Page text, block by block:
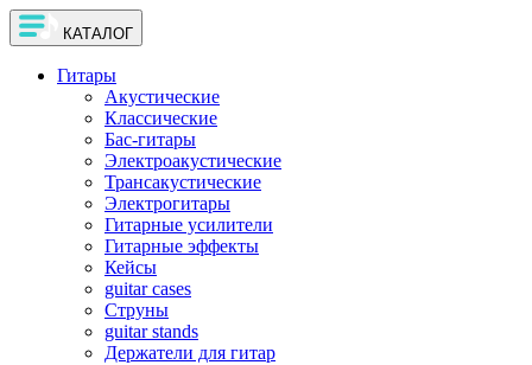
КАТАЛОГ
Гитары
Акустические
Классические
Бас-гитары
Электроакустические
Трансакустические
Электрогитары
Гитарные усилители
Гитарные эффекты
Кейсы
guitar cases
Струны
guitar stands
Держатели для гитар